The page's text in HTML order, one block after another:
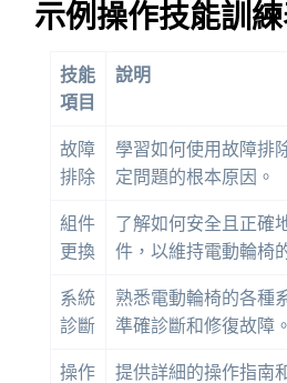
示例操作技能訓
技能
項目
說明
故障
排除
學習如何使用故障排
定問題的根本原因。
組件
更換
了解如何安全且正確
件，以維持電動輪椅
系統
診斷
熟悉電動輪椅的各種
準確診斷和修復故障。
操作
提供詳細的操作指南